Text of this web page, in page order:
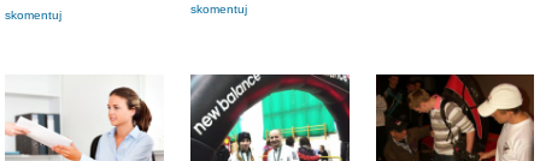
skomentuj skomentuj